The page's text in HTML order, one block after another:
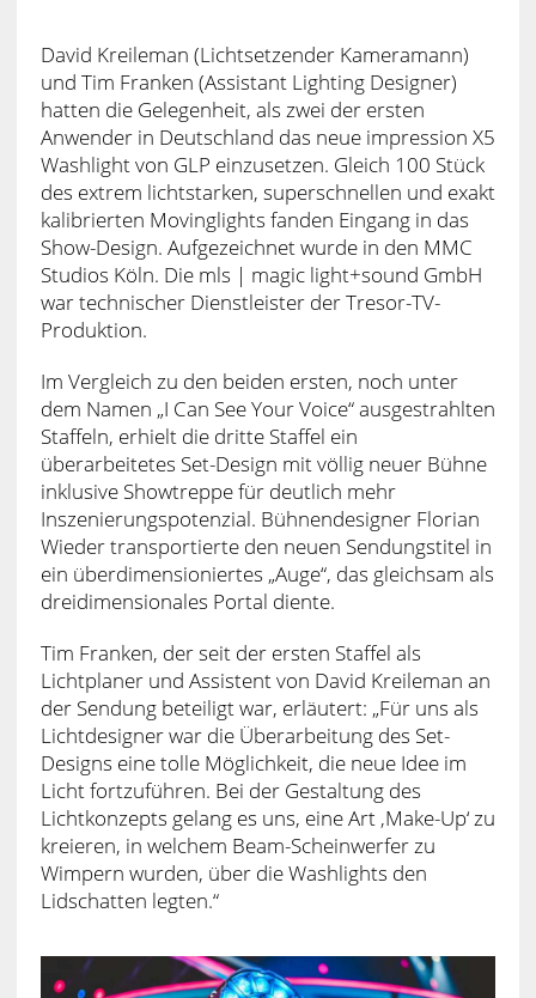
David Kreileman (Lichtsetzender Kameramann)
und Tim Franken (Assistant Lighting Designer)
hatten die Gelegenheit, als zwei der ersten
Anwender in Deutschland das neue impression X5
Washlight von GLP einzusetzen. Gleich 100 Stück
des extrem lichtstarken, superschnellen und exakt
kalibrierten Movinglights fanden Eingang in das
Show-Design. Aufgezeichnet wurde in den MMC
Studios Köln. Die mls | magic light+sound GmbH
war technischer Dienstleister der Tresor-TV-
Produktion.
Im Vergleich zu den beiden ersten, noch unter
dem Namen „I Can See Your Voice“ ausgestrahlten
Staffeln, erhielt die dritte Staffel ein
überarbeitetes Set-Design mit völlig neuer Bühne
inklusive Showtreppe für deutlich mehr
Inszenierungspotenzial. Bühnendesigner Florian
Wieder transportierte den neuen Sendungstitel in
ein überdimensioniertes „Auge“, das gleichsam als
dreidimensionales Portal diente.
Tim Franken, der seit der ersten Staffel als
Lichtplaner und Assistent von David Kreileman an
der Sendung beteiligt war, erläutert: „Für uns als
Lichtdesigner war die Überarbeitung des Set-
Designs eine tolle Möglichkeit, die neue Idee im
Licht fortzuführen. Bei der Gestaltung des
Lichtkonzepts gelang es uns, eine Art ‚Make-Up‘ zu
kreieren, in welchem Beam-Scheinwerfer zu
Wimpern wurden, über die Washlights den
Lidschatten legten.“